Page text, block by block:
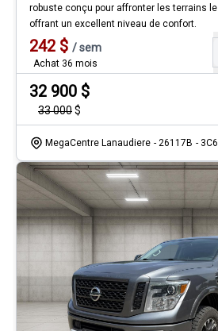
robuste conçu pour affronter les terrains
offrant un excellent niveau de confort.
242 $ /sem
Achat 36 mois
32 900 $
33 000$
MegaCentre Lanaudiere - 26117B -